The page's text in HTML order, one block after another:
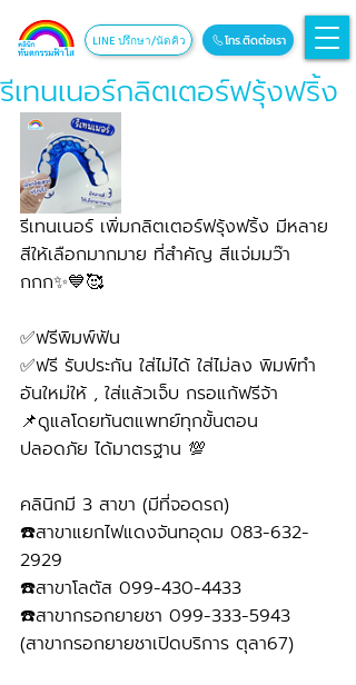
โทร.ติดต่อเรา
LINE ปรึกษา/นัดคิว
รีเทนเนอร์กลิตเตอร์ฟรุ้งฟริ้ง
รีเทนเนอร์ เพิ่มกลิตเตอร์ฟรุ้งฟริ้ง มีหลาย
สีให้เลือกมากมาย ที่สำคัญ สีแจ่มมว๊า
กกก✨💙🥰
✅ฟรีพิมพ์ฟัน
✅ฟรี รับประกัน ใส่ไม่ได้ ใส่ไม่ลง พิมพ์ทำ
อันใหม่ให้ , ใส่แล้วเจ็บ กรอแก้ฟรีจ้า
📌ดูแลโดยทันตแพทย์ทุกขั้นตอน
ปลอดภัย ได้มาตรฐาน 💯
คลินิกมี 3 สาขา (มีที่จอดรถ)
☎️สาขาแยกไฟแดงจันทอุดม 083-632-
2929
☎️สาขาโลตัส 099-430-4433
☎️สาขากรอกยายชา 099-333-5943
(สาขากรอกยายชาเปิดบริการ ตุลา67)